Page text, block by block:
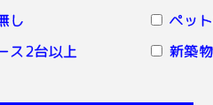
し
ペッ
ス2台以上
新築